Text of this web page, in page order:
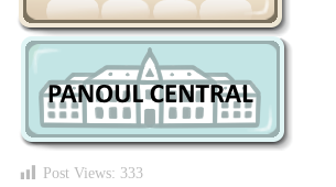
Post Views: 333